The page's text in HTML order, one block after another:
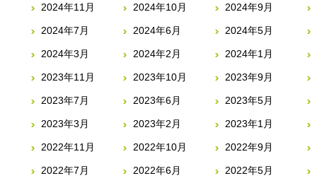
2024年11月 2024年10月 2024年9月
2024年7月 2024年6月 2024年5月
2024年3月 2024年2月 2024年1月
2023年11月 2023年10月 2023年9月
2023年7月 2023年6月 2023年5月
2023年3月 2023年2月 2023年1月
2022年11月 2022年10月 2022年9月
2022年7月 2022年6月 2022年5月